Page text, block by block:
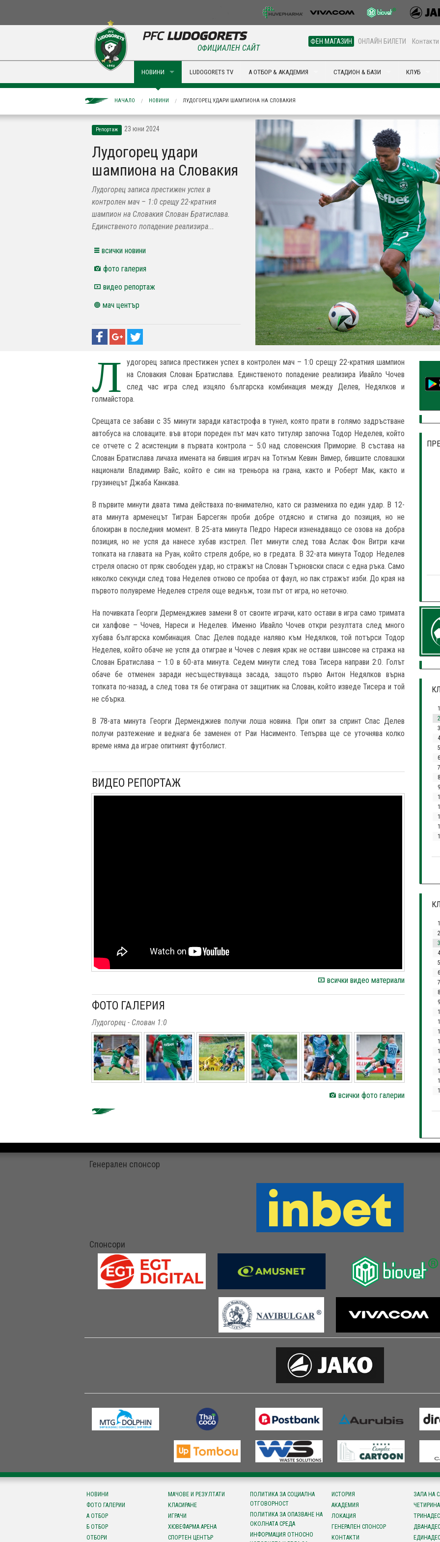
ФЕН МАГАЗИН ОНЛАЙН БИЛЕТИ Контакти
ОФИЦИАЛЕН САЙТ
НОВИНИ LUDOGORETS TV А ОТБОР & АКАДЕМИЯ СТАДИОН & БАЗИ КЛУБ
НАЧАЛО НОВИНИ ЛУДОГОРЕЦ УДАРИ ШАМПИОНА НА СЛОВАКИЯ
Репортаж 23 юни 2024
Лудогорец удари
шампиона на Словакия
Лудогорец записа престижен успех в
контролен мач – 1:0 срещу 22-кратния
шампион на Словакия Слован Братислава.
Единственото попадение реализира...
всички новини
фото галерия
видео репортаж
мач център
Л
удогорец записа престижен успех в контролен мач – 1:0 срещу 22-кратния шампион
на Словакия Слован Братислава. Единственото попадение реализира Ивайло Чочев
след час игра след изцяло българска комбинация между Делев, Недялков и
голмайстора.
Срещата се забави с 35 минути заради катастрофа в тунел, която прати в голямо задръстване
автобуса на словаците. във втори пореден път мач като титуляр започна Тодор Неделев, който
се отчете с 2 асистенции в първата контрола – 5:0 над словенския Приморие. В състава на
Слован Братислава личаха имената на бившия играч на Тотнъм Кевин Вимер, бившите словашки
национали Владимир Вайс, който е син на треньора на грана, както и Роберт Мак, както и
грузинецът Джаба Канкава.
В първите минути двата тима действаха по-внимателно, като си размениха по един удар. В 12-
ата минута арменецът Тигран Барсегян проби добре отдясно и стигна до позиция, но не
блокиран в последния момент. В 25-ата минута Педро Нареси изненадващо се озова на добра
позиция, но не успя да нанесе хубав изстрел. Пет минути след това Аслак Фон Витри качи
топката на главата на Руан, който стреля добре, но в гредата. В 32-ата минута Тодор Неделев
стреля опасно от пряк свободен удар, но стражът на Слован Търновски спаси с една ръка. Само
няколко секунди след това Неделев отново се пробва от фаул, но пак стражът изби. До края на
първото полувреме Неделев стреля още веднъж, този път от игра, но неточно.
На почивката Георги Дерменджиев замени 8 от своите играчи, като остави в игра само тримата
си халфове – Чочев, Нареси и Неделев. Именно Ивайло Чочев откри резултата след много
хубава българска комбинация. Спас Делев подаде наляво към Недялков, той потърси Тодор
Неделев, който обаче не успя да отиграе и Чочев с левия крак не остави шансове на стража на
Слован Братислава – 1:0 в 60-ата минута. Седем минути след това Тисера направи 2:0. Голът
обаче бе отменен заради несъществуваща засада, защото първо Антон Недялков върна
топката по-назад, а след това тя бе отиграна от защитник на Слован, който изведе Тисера и той
не сбърка.
В 78-ата минута Георги Дерменджиев получи лоша новина. При опит за спринт Спас Делев
получи разтежение и веднага бе заменен от Раи Насименто. Тепърва ще се уточнява колко
време няма да играе опитният футболист.
ВИДЕО РЕПОРТАЖ
всички видео материали
ФОТО ГАЛЕРИЯ
Лудогорец - Слован 1:0
всички фото галерии
Генерален спонсор
Спонсори
НОВИНИ
ФОТО ГАЛЕРИИ
А ОТБОР
Б ОТБОР
ОТБОРИ
МАЧОВЕ И РЕЗУЛТАТИ
КЛАСИРАНЕ
ИГРАЧИ
ХЮВЕФАРМА АРЕНА
СПОРТЕН ЦЕНТЪР
ПОЛИТИКА ЗА СОЦИАЛНА
ОТГОВОРНОСТ
ПОЛИТИКА ЗА ОПАЗВАНЕ НА
ОКОЛНАТА СРЕДА
ИНФОРМАЦИЯ ОТНОСНО
ИСТОРИЯ
АКАДЕМИЯ
ЛОКАЦИЯ
ГЕНЕРАЛЕН СПОНСОР
КОНТАКТИ
ЗАЛА НА